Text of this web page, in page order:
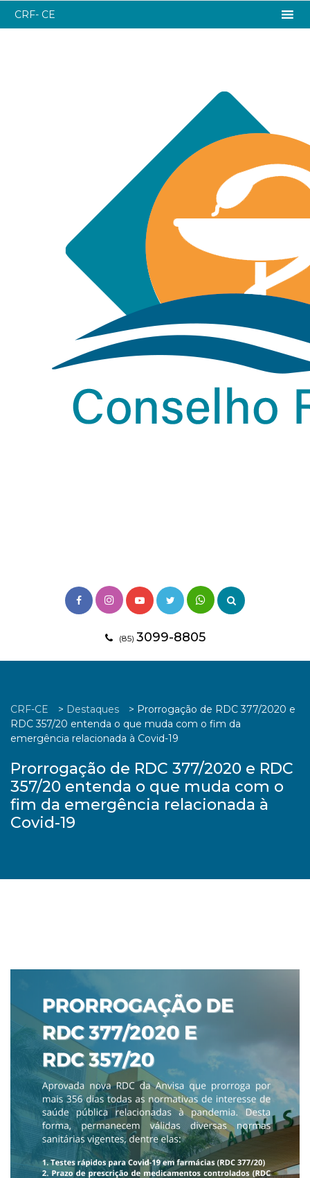
(85) 3099-8805
CRF- CE
CRF-CE > Destaques > Prorrogação de RDC 377/2020 e
RDC 357/20 entenda o que muda com o fim da
emergência relacionada à Covid-19
Prorrogação de RDC 377/2020 e RDC
357/20 entenda o que muda com o
fim da emergência relacionada à
Covid-19